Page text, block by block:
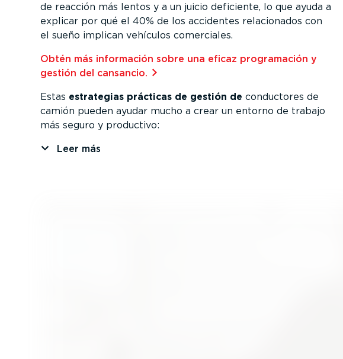
de reacción más lentos y a un juicio deficiente, lo que ayuda a
explicar por qué el 40% de los accidentes relacio­nados con
el sueño implican vehículos comerciales.
Obtén más información sobre una eficaz progra­mación y
gestión del cansancio.⁠
Estas estrategias prácticas de gestión de conductores de
camión pueden ayudar mucho a crear un entorno de trabajo
más seguro y productivo:
Leer más